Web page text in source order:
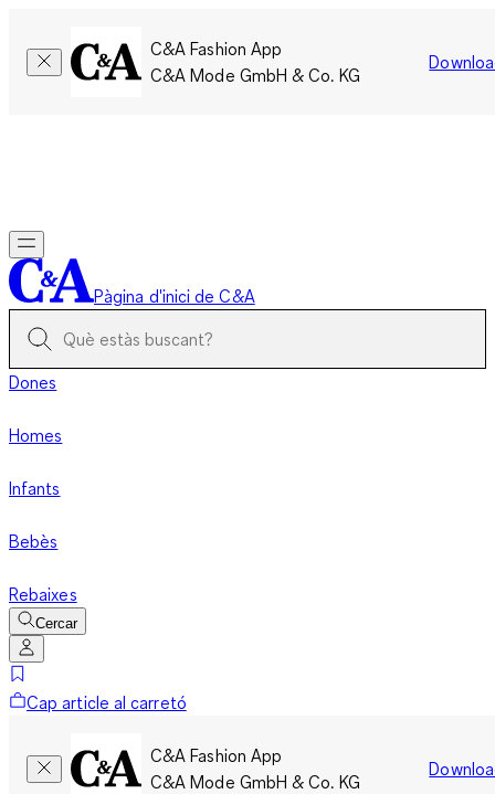
C&A Fashion App
C&A Mode GmbH & Co. KG
Pàgina d'inici de C&A
Dones
Homes
Infants
Bebès
Rebaixes
Cercar
Cap article al carretó
C&A Fashion App
C&A Mode GmbH & Co. KG